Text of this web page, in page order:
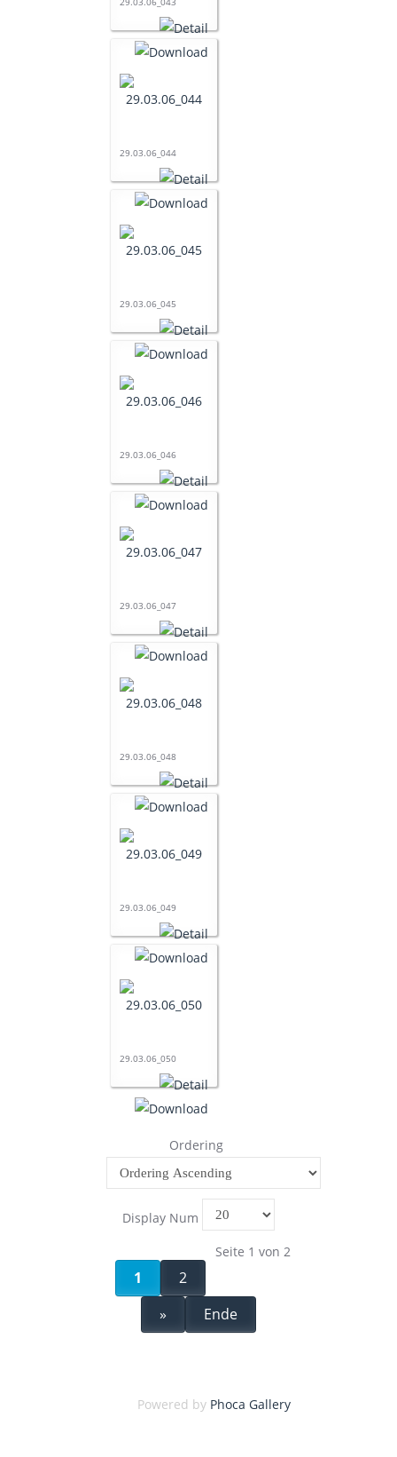
29.03.06_044
29.03.06_045
29.03.06_046
29.03.06_047
29.03.06_048
29.03.06_049
29.03.06_050
Ordering
Display Num
Seite 1 von 2
1
2
»
Ende
Powered by Phoca Gallery